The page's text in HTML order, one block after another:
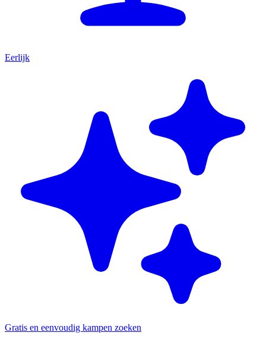
Eerlijk
Gratis en eenvoudig kampen zoeken